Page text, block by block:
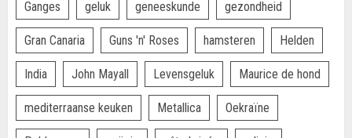
Ganges geluk geneeskunde gezondheid
Gran Canaria Guns 'n' Roses hamsteren Helden
India John Mayall Levensgeluk Maurice de hond
mediterraanse keuken Metallica Oekraïne